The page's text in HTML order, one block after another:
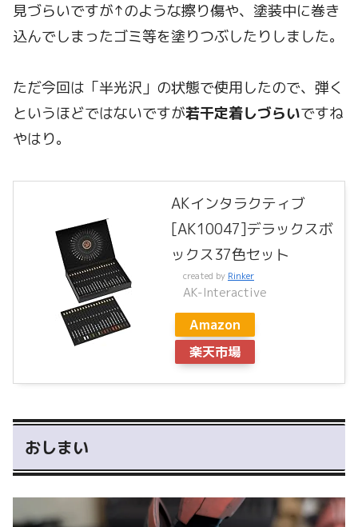
見づらいですが↑のような擦り傷や、塗装中に巻き
込んでしまったゴミ等を塗りつぶしたりしました。
ただ今回は「半光沢」の状態で使用したので、弾く
というほどではないですが若干定着しづらいですね
やはり。
AKインタラクティブ
[AK10047]デラックスボ
ックス37色セット
created by Rinker
AK-Interactive
Amazon
楽天市場
おしまい